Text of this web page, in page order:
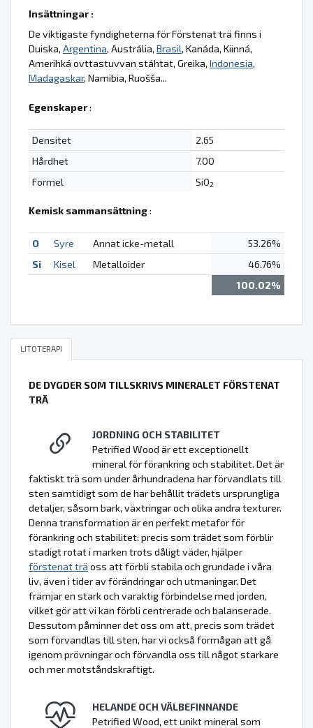
Insättningar :
De viktigaste fyndigheterna för Förstenat trä finns i
Duiska, Argentina, Austrália, Brasil, Kanáda, Kiinná,
Amerihká ovttastuvvan stáhtat, Greika, Indonesia,
Madagaskar, Namibia, Ruošša...
Egenskaper:
Densitet
2.65
Hårdhet
7.00
Formel
SiO2
Kemisk sammansättning:
O Syre Annat icke-metall
53.26%
Si
Kisel Metalloider
46.76%
100.02%
LITOTERAPI
DE DYGDER SOM TILLSKRIVS MINERALET FÖRSTENAT
TRÄ
JORDNING OCH STABILITET
Petrified Wood är ett exceptionellt
mineral för förankring och stabilitet. Det är
faktiskt trä som under århundradena har förvandlats till
sten samtidigt som de har behållit trädets ursprungliga
detaljer, såsom bark, växtringar och olika andra texturer.
Denna transformation är en perfekt metafor för
förankring och stabilitet: precis som trädet som förblir
stadigt rotat i marken trots dåligt väder, hjälper
förstenat trä oss att förbli stabila och grundade i våra
liv, även i tider av förändringar och utmaningar. Det
främjar en stark och varaktig förbindelse med jorden,
vilket gör att vi kan förbli centrerade och balanserade.
Dessutom påminner det oss om att, precis som trädet
som förvandlas till sten, har vi också förmågan att gå
igenom prövningar och förvandla oss till något starkare
och mer motståndskraftigt.
HELANDE OCH VÄLBEFINNANDE
Petrified Wood, ett unikt mineral som